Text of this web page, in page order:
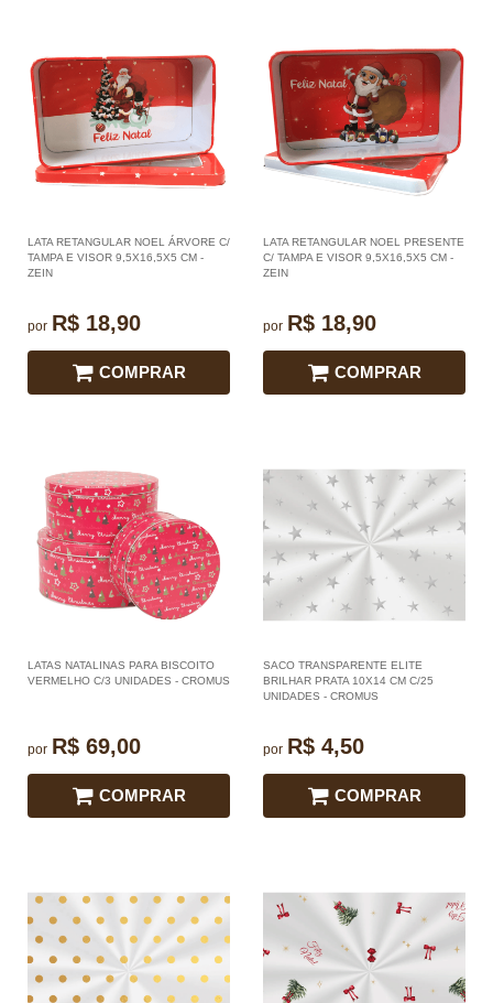
LATA RETANGULAR NOEL ÁRVORE C/
TAMPA E VISOR 9,5X16,5X5 CM -
ZEIN
por R$ 18,90
COMPRAR
LATA RETANGULAR NOEL PRESENTE
C/ TAMPA E VISOR 9,5X16,5X5 CM -
ZEIN
por R$ 18,90
COMPRAR
LATAS NATALINAS PARA BISCOITO
VERMELHO C/3 UNIDADES - CROMUS
por R$ 69,00
COMPRAR
SACO TRANSPARENTE ELITE
BRILHAR PRATA 10X14 CM C/25
UNIDADES - CROMUS
por R$ 4,50
COMPRAR